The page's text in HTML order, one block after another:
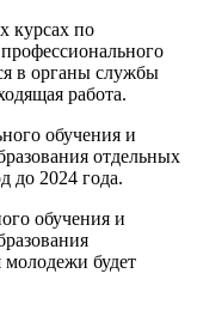
курсах по
в органы службы
работа.
обучения и
отдельных
до 2024 года.
обучения и
молодежи будет